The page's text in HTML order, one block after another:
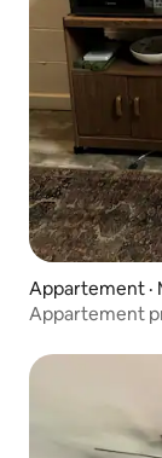
Appartement ·
Appartement